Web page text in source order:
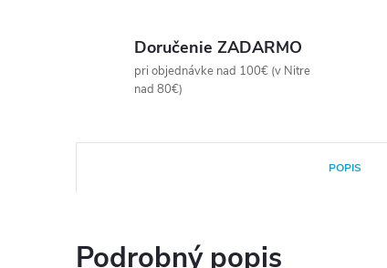
Doručenie ZADARMO
pri objednávke nad 100€ (v Nitre
nad 80€)
POPIS
Podrobný popis